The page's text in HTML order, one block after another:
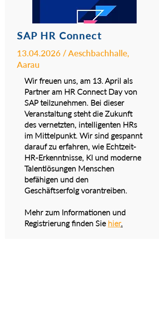
SAP HR Connect
13.04.2026 / Aeschbachhalle,
Aarau
Wir freuen uns, am 13. April als
Partner am HR Connect Day von
SAP teilzunehmen. Bei dieser
Veranstaltung steht die Zukunft
des vernetzten, intelligenten HRs
im Mittelpunkt. Wir sind gespannt
darauf zu erfahren, wie Echtzeit-
HR-Erkenntnisse, KI und moderne
Talentlösungen Menschen
befähigen und den
Geschäftserfolg vorantreiben.
Mehr zum Informationen und
Registrierung finden Sie hier.